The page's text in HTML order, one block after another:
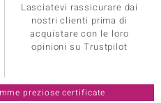
Lasciatevi rassicurare dai
nostri clienti prima di
acquistare con le loro
opinioni su Trustpilot
preziose certificate